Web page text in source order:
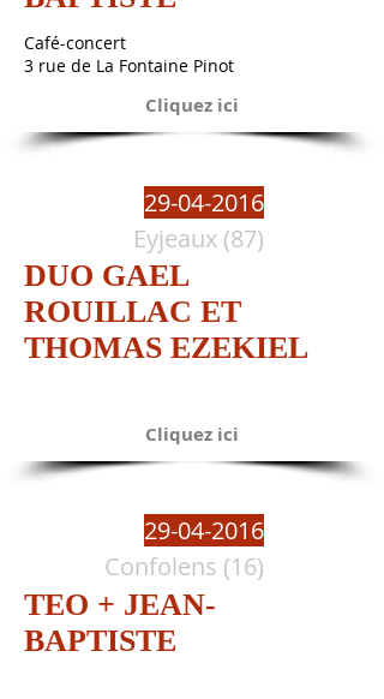
Café-concert
3 rue de La Fontaine Pinot
Cliquez ici
29-04-2016
Eyjeaux (87)
DUO GAEL
ROUILLAC ET
THOMAS EZEKIEL
Cliquez ici
29-04-2016
Confolens (16)
TEO + JEAN-
BAPTISTE